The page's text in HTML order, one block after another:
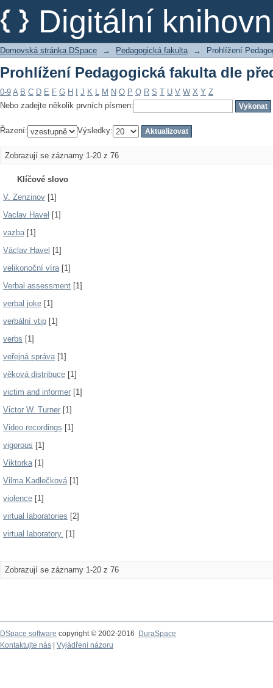
Digitální
Prohlížení Pedagogická fakulta dle
Domovská stránka DSpace → Pedagogická fakulta → Prohlížení
Prohlížení Pedagogická fakulta dle
0-9 A B C D E F G H J K L M N O P Q R S T U V W X Y Z
Nebo zadejte několik prvních písmen:
Řazení: Výsledky:
Zobrazují se záznamy 1-20 z 76
Klíčové slovo
V. Zenzinov [1]
Vaclav Havel [1]
vazba[1]
Václav Havel [1]
velikonoční víra[1]
Verbal assessment [1]
verbal joke [1]
verbální vtip [1]
verbs [1]
veřejná správa[1]
věková distribuce [1]
victim and informer [1]
Victor W. Turner [1]
Video recordings [1]
vigorous [1]
Viktorka[1]
Vilma Kadlečková[1]
violence [1]
virtual laboratories [2]
virtual laboratory. [1]
Zobrazují se záznamy 1-20 z 76
DSpace software copyright © 2002-2016
DuraSpace
Kontaktujte nás
Vyjádření názoru